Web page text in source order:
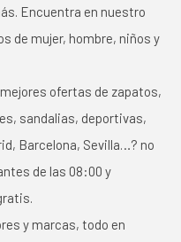
Encuentra en nuestro
de mujer, hombre, niños y
ofertas de zapatos,
sandalias, deportivas,
Barcelona, Sevilla…? no
de las 08:00 y
y marcas, todo en